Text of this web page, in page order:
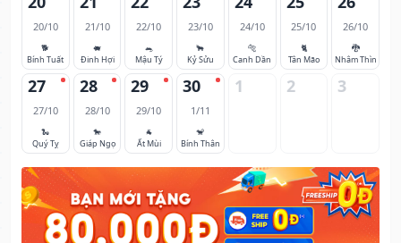
20/10
🐕
Bính Tuất
21/10
🐖
Đinh Hợi
22/10
🐀
Mậu Tý
23/10
🐂
Kỷ Sửu
24/10
🐅
Canh Dần
25/10
🐈
Tân Mão
26/10
🐉
Nhâm Thìn
27
27/10
🐍
Quý Tỵ
28
28/10
🐎
Giáp Ngọ
29
29/10
🐐
Ất Mùi
30
1/11
🐒
Bính Thân
1 2 3